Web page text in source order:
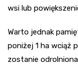
wsi lub
Warto jednak
poniżej 1 ha wciąż
zostanie